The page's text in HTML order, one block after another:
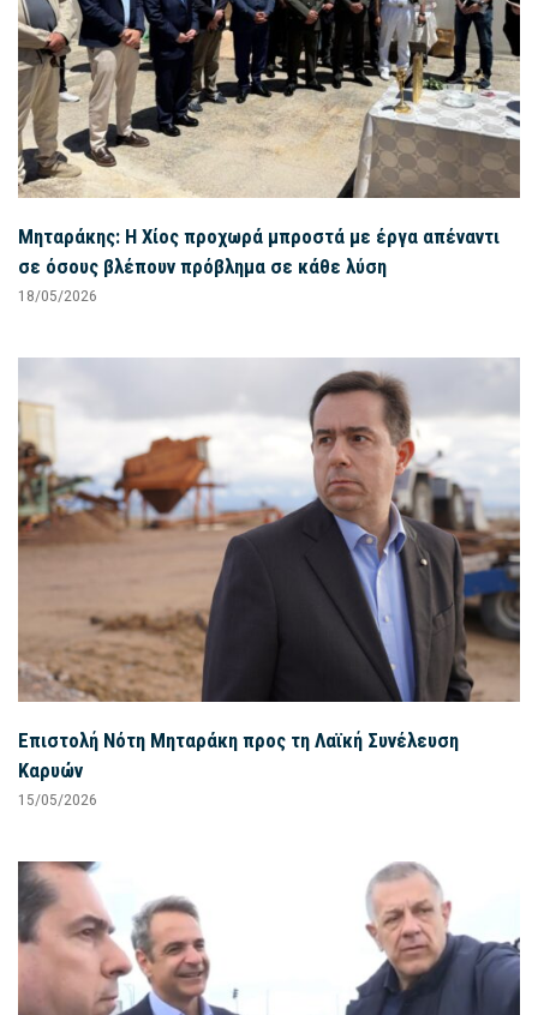
Μηταράκης: Η Χίος προχωρά μπροστά με έργα απέναντι
σε όσους βλέπουν πρόβλημα σε κάθε λύση
18/05/2026
Επιστολή Νότη Μηταράκη προς τη Λαϊκή Συνέλευση
Καρυών
15/05/2026